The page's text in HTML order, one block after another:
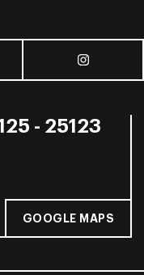
- 25123
GOOGLE MAPS